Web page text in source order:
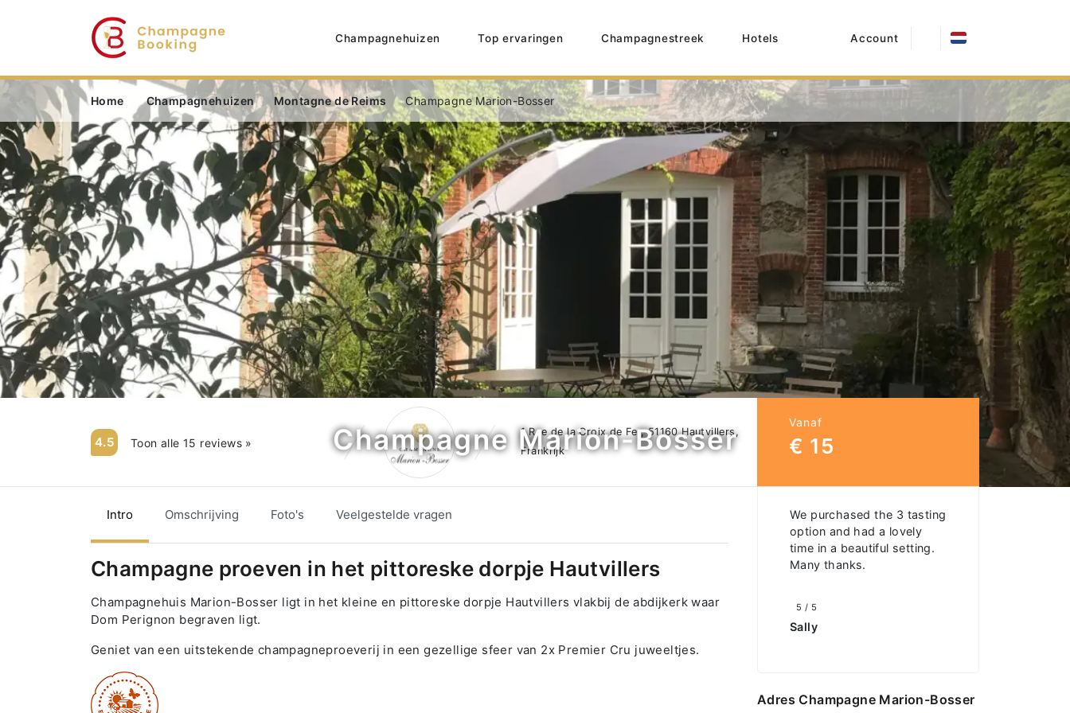
Champagnehuizen Top ervaringen Champagnestreek Hotels Account
Home Champagnehuizen Montagne de Reims Champagne Marion-Bosser
4.5 Toon alle 15 reviews »
1 Rue de la Croix de Fer, 51160 Hautvillers,
Frankrijk
Champagne Marion-Bosser Vanaf
€ 15
Intro Omschrijving Foto's Veelgestelde vragen
Champagne proeven in het pittoreske dorpje Hautvillers
Champagnehuis Marion-Bosser ligt in het kleine en pittoreske dorpje Hautvillers vlakbij de abdijkerk waar
Dom Perignon begraven ligt.
Geniet van een uitstekende champagneproeverij in een gezellige sfeer van 2x Premier Cru juweeltjes.
We purchased the 3 tasting
option and had a lovely
time in a beautiful setting.
Many thanks.
5 / 5
Sally
Adres Champagne Marion-Bosser